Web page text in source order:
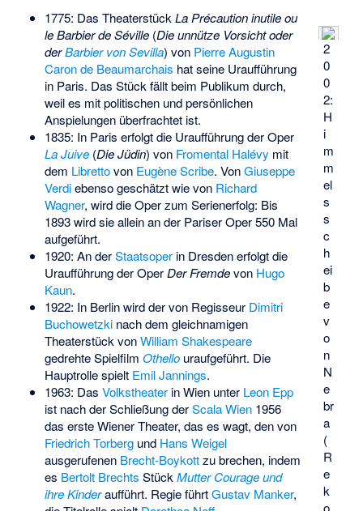
2
0
0
2:
H
i
m
m
el
s
s
c
h
ei
b
e
v
o
n
N
e
br
a
(
R
e
k
o
1775: Das Theaterstück La Précaution inutile ou
le Barbier de Séville(Die unnütze Vorsicht oder
derBarbier von Sevilla) von Pierre Augustin
Caron de Beaumarchais hat seine Uraufführung
in Paris. Das Stück fällt beim Publikum durch,
weil es mit politischen und persönlichen
Anspielungen überfrachtet ist.
1835: In Paris erfolgt die Uraufführung der Oper
La Juive(Die Jüdin) von Fromental Halévy mit
dem Librettovon Eugène Scribe. VonGiuseppe
Verdiebenso geschätzt wie von Richard
Wagner, wird die Oper zum Serienerfolg: Bis
1893 wird sie allein an der Pariser Oper 550 Mal
aufgeführt.
1920: An derStaatsoperin Dresden erfolgt die
Uraufführung der OperDer Fremdevon Hugo
Kaun.
1922: In Berlin wird der von Regisseur Dimitri
Buchowetzkinach dem gleichnamigen
Theaterstück vonWilliam Shakespeare
gedrehte Spielfilm Othellouraufgeführt. Die
Hauptrolle spielt Emil Jannings.
1963: Das Volkstheaterin Wien unter Leon Epp
ist nach der Schließung derScala Wien1956
das erste Wiener Theater, das es wagt, den von
Friedrich Torbergund Hans Weigel
ausgerufenen Brecht-Boykottzu brechen, indem
es Bertolt Brechts Stück Mutter Courage und
ihre Kinderaufführt. Regie führtGustav Manker,